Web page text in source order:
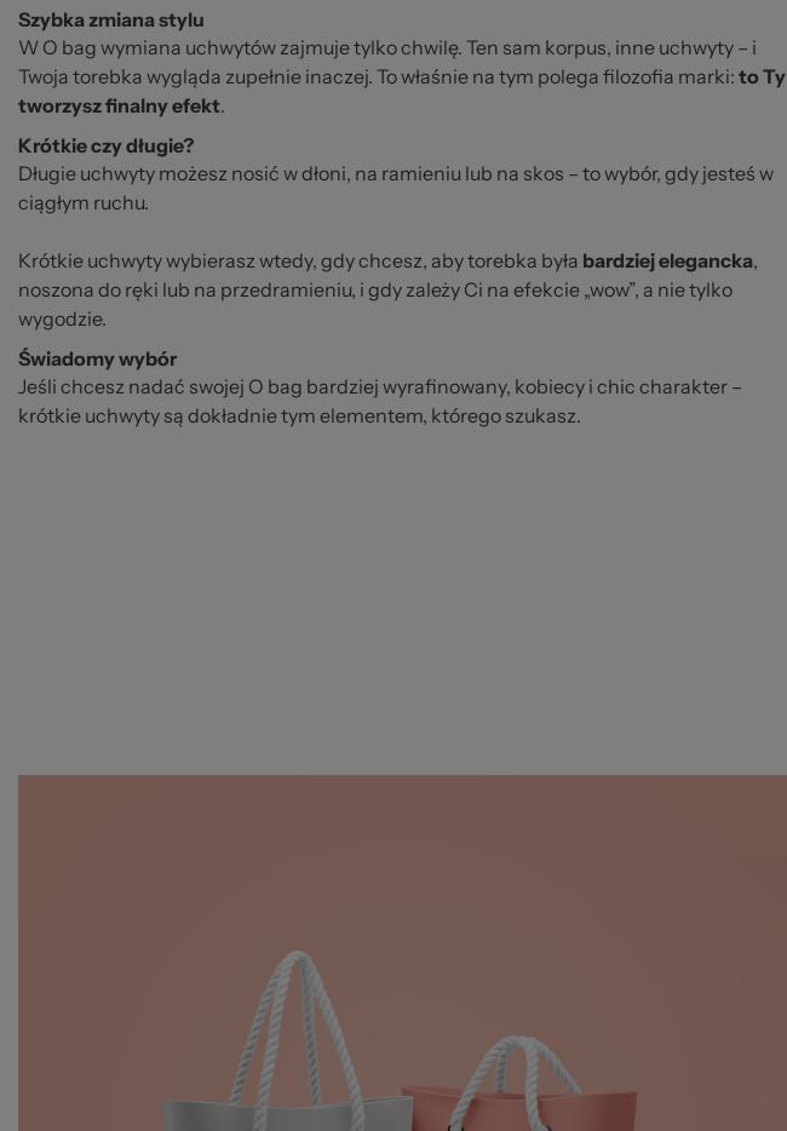
Szybka zmiana stylu
W O bag wymiana uchwytów zajmuje tylko chwilę. Ten sam korpus, inne uchwyty – i
Twoja torebka wygląda zupełnie inaczej. To właśnie na tym polega filozofia marki: to Ty
tworzysz finalny efekt.
Krótkie czy długie?
Długie uchwyty możesz nosić w dłoni, na ramieniu lub na skos – to wybór, gdy jesteś w
ciągłym ruchu.
Krótkie uchwyty wybierasz wtedy, gdy chcesz, aby torebka była bardziej elegancka,
noszona do ręki lub na przedramieniu, i gdy zależy Ci na efekcie „wow”, a nie tylko
wygodzie.
Świadomy wybór
Jeśli chcesz nadać swojej O bag bardziej wyrafinowany, kobiecy i chic charakter –
krótkie uchwyty są dokładnie tym elementem, którego szukasz.